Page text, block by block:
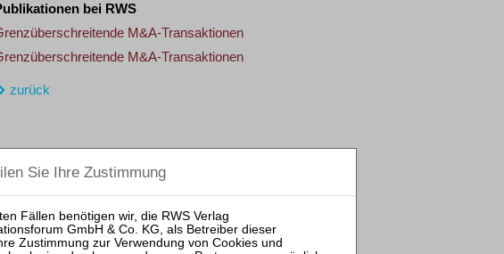
bei RWS
M&A-Transaktionen
M&A-Transaktionen
zurück